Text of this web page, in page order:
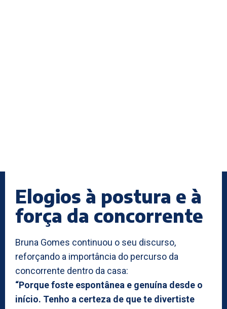
Elogios à postura e à
força da concorrente
Bruna Gomes continuou o seu discurso,
reforçando a importância do percurso da
concorrente dentro da casa:
“Porque foste espontânea e genuína desde o
início. Tenho a certeza de que te divertiste